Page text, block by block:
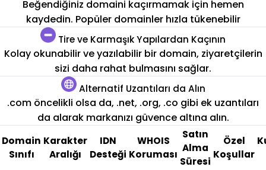
Beğendiğiniz domaini kaçırmamak için hemen
kaydedin. Popüler domainler hızla tükenebilir
Tire ve Karmaşık Yapılardan Kaçının
Kolay okunabilir ve yazılabilir bir domain, ziyaretçilerin
sizi daha rahat bulmasını sağlar.
Alternatif Uzantıları da Alın
.com öncelikli olsa da, .net, .org, .co gibi ek uzantıları
da alarak markanızı güvence altına alın.
Domain
Sınıfı
Karakter
Aralığı
IDN
Desteği
WHOIS
Koruması
Satın
Alma
Süresi
Özel
Koşullar